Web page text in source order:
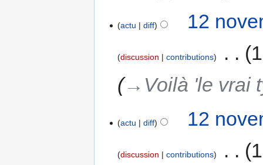
actu diff 12
discussion contributions
→‎Voilà 'le vrai
actu diff 12
discussion contributions